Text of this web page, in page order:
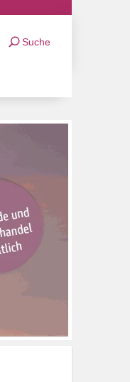
Suche